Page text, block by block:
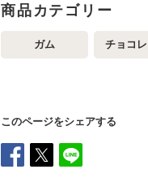
商品カテゴリー
ガム チョコ
このページをシェアする